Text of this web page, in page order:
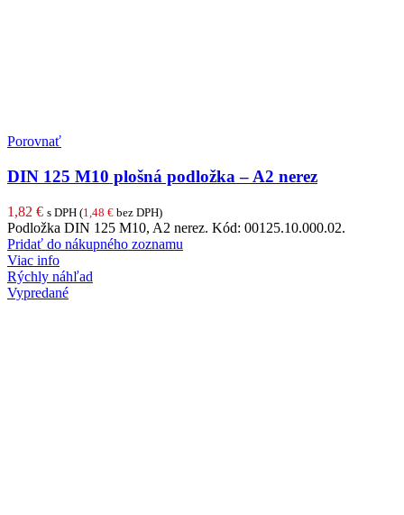
Porovnať
DIN 125 M10 plošná podložka – A2 nerez
1,82 € s DPH (1,48 € bez DPH)
Podložka DIN 125 M10, A2 nerez. Kód: 00125.10.000.02.
Pridať do nákupného zoznamu
Viac info
Rýchly náhľad
Vypredané